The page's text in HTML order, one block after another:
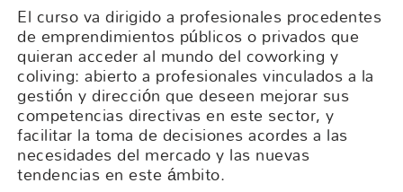
El curso va dirigido a profesionales procedentes
de emprendimientos públicos o privados que
quieran acceder al mundo del coworking y
coliving: abierto a profesionales vinculados a la
gestión y dirección que deseen mejorar sus
competencias directivas en este sector, y
facilitar la toma de decisiones acordes a las
necesidades del mercado y las nuevas
tendencias en este ámbito.